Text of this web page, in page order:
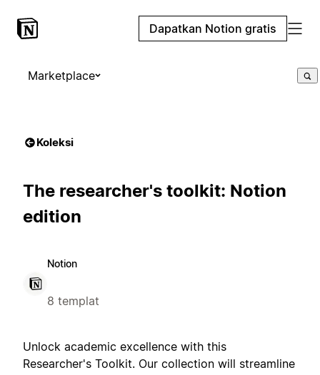
Dapatkan Notion gratis
Marketplace
Koleksi
The researcher's toolkit: Notion
edition
Notion
8 templat
Unlock academic excellence with this
Researcher's Toolkit. Our collection will streamline